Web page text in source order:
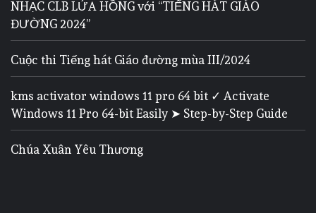
NHẠC CLB LỬA HỒNG với “TIẾNG HÁT GIÁO
ĐƯỜNG 2024”
Cuộc thi Tiếng hát Giáo đường mùa III/2024
kms activator windows 11 pro 64 bit ✓ Activate
Windows 11 Pro 64-bit Easily ➤ Step-by-Step Guide
Chúa Xuân Yêu Thương